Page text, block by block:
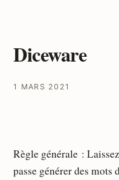
Diceware
1 MARS 2021
Règle générale :
passe générer des mots